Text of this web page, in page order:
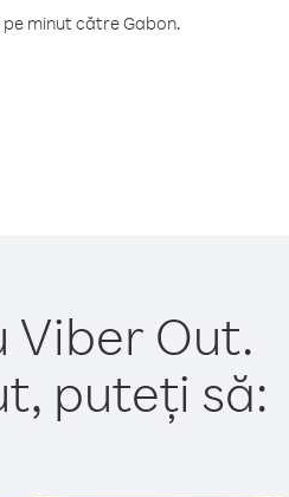
minut către Gabon.
Viber Out.
puteți să: